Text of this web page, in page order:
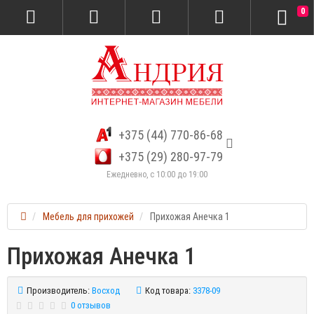
+375 (44) 770-86-68
+375 (29) 280-97-79
Ежедневно, с 10:00 до 19:00
0
Мебель для прихожей Прихожая Анечка 1
Прихожая Анечка 1
Производитель: Восход Код товара: 3378-09
0 отзывов